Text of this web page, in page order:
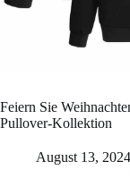
Feiern Sie
Pullover-Kollektion
August 13, 2024